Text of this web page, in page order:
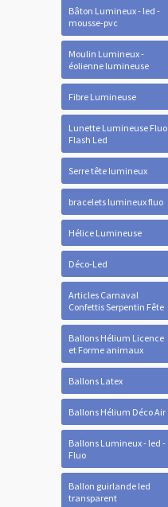
Bâton Lumineux - led -
mousse-pvc
Moulin Lumineux -
éolienne lumineuse
Fibre Lumineuse
Lunette Lumineuse Fluo
Flash Led
Serre tête lumineux
bracelets lumineux fluo
Hélice Lumineuse
Déco-Led
Articles Carnaval
Confettis Serpentin Fête
Ballons Hélium Licence
et Forme animaux
Ballons Latex
Ballons Hélium Déco Air
Ballons Lumineux - led -
Fluo
Ballon guirlande led
transparent